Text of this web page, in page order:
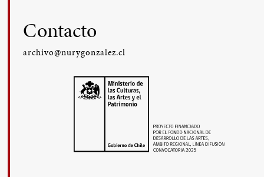
Contacto
archivo@nurygonzalez.cl